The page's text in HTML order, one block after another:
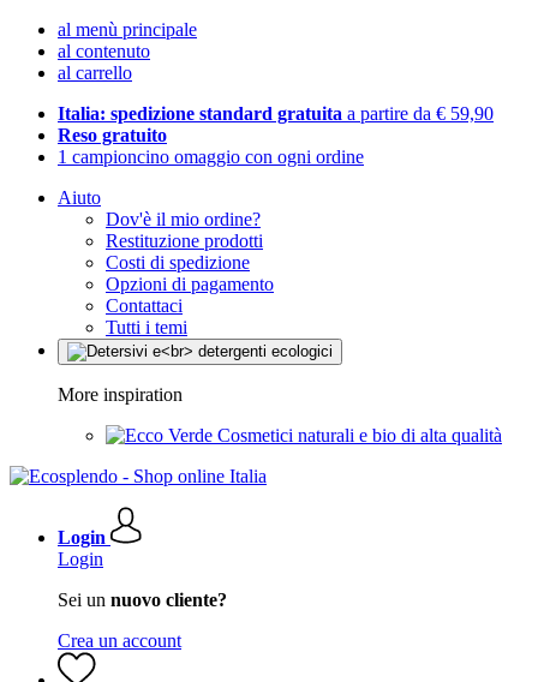
al menù principale
al contenuto
al carrello
Italia: spedizione standard gratuita a partire da € 59,90
Reso gratuito
1 campioncino omaggio con ogni ordine
Aiuto
Dov'è il mio ordine?
Restituzione prodotti
Costi di spedizione
Opzioni di pagamento
Contattaci
Tutti i temi
More inspiration
Cosmetici naturali e bio di alta qualità
Login
Login
Sei un nuovo cliente?
Crea un account